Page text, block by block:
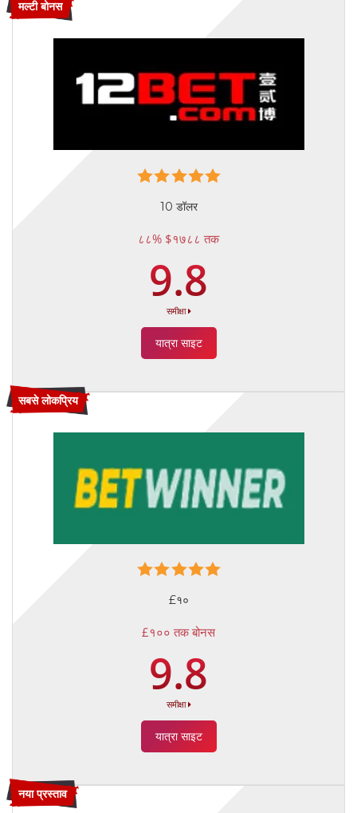
मल्टी बोनस
10 डॉलर
८८% $१७८८ तक
9.8
समीक्षा
यात्रा साइट
सबसे लोकप्रिय
£१०
£१०० तक बोनस
9.8
समीक्षा
यात्रा साइट
नया प्रस्ताव